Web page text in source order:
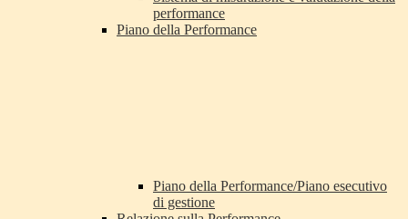
performance
Piano della Performance
Piano della Performance/Piano esecutivo
di gestione